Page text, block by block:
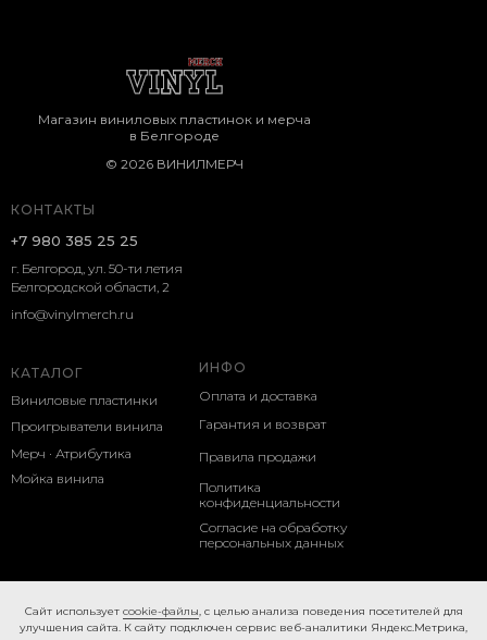
КОНТАКТЫ
г. Белгород, ул. 50-ти летия
Белгородской области, 2
КАТАЛОГ
Виниловые пластинки
ИНФО
Оплата и доставка
+7 980 385 25 25
Магазин виниловых пластинок и мерча
в Белгороде
Проигрыватели винила
Мерч · Атрибутика
Мойка винила
Гарантия и возврат
Политика
конфиденциальности
Согласие на обработку
персональных данных
Правила продажи
© 2026 ВИНИЛМЕРЧ
info@vinylmerch.ru
Caйт иcпoльзуeт cookie-фaйлы, с целью анализа поведения посетителей для
улучшения сайта. К caйту пoдключeн cepвиc вeб-aнaлитики Яндeкc.Мeтpикa,